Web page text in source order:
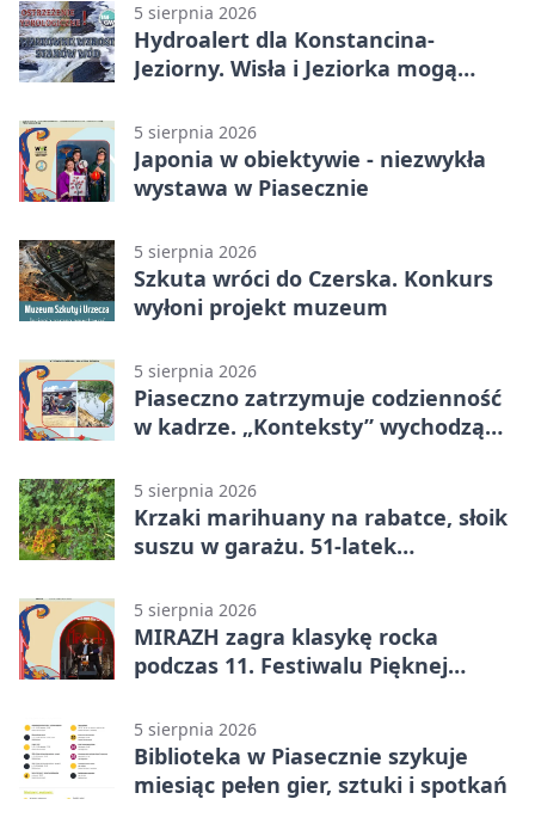
5 sierpnia 2026
Hydroalert dla Konstancina-
Jeziorny. Wisła i Jeziorka mogą
5 sierpnia 2026
Japonia w obiektywie - niezwykła
wystawa w Piasecznie
5 sierpnia 2026
Szkuta wróci do Czerska. Konkurs
wyłoni projekt muzeum
5 sierpnia 2026
Piaseczno zatrzymuje codzienność
w kadrze. „Konteksty” wychodzą
5 sierpnia 2026
Krzaki marihuany na rabatce, słoik
suszu w garażu. 51-latek
5 sierpnia 2026
MIRAZH zagra klasykę rocka
podczas 11. Festiwalu Pięknej
5 sierpnia 2026
Biblioteka w Piasecznie szykuje
miesiąc pełen gier, sztuki i spotkań